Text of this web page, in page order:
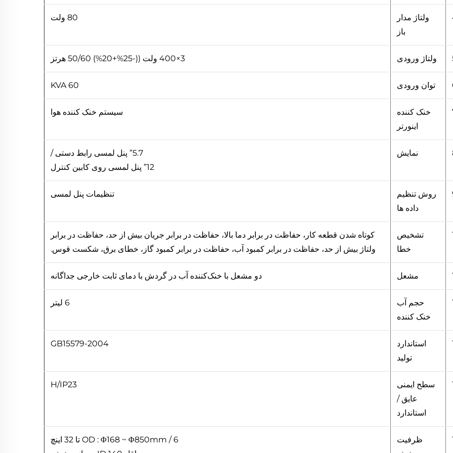
ولتاژ مدار
باز
80 ولت
ولتاژ ورودی 3×400 ولت ((-25%+20%) 50/60 هرتز
توان ورودی 60 KVA
خنک کننده
اینورتر
سیستم خنک کننده هوا
نمایش
5.7” پنل لمسی رابط دستی /
12” پنل لمسی روی کابین کنترل
روش تنظیم
داده ها
تنظیمات پنل لمسی
تشخیص
خطا
کوتاه شدن قطعه کار، حفاظت در برابر دما بالا، حفاظت در برابر جریان بیش از حد، حفاظت در برابر
ولتاژ بیش از حد، حفاظت در برابر کمبود آب، حفاظت در برابر کمبود گاز، خطای برق، شکست قوس.
مشعل دو مشعل با خنک‌کننده آب در گردش با دمای ثابت خارجی جداگانه
حجم آب
خنک کننده
6 لیتر
استاندارد
تولید
GB15579-2004
سطح ایمنی
عایق /
استاندارد
H/IP23
ظرفیت
OD : Φ168 ~ Φ850mm / 6 تا 32 اینچ